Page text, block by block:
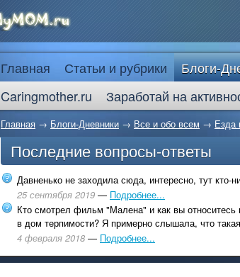
Главная Статьи и рубрики Блоги-
Caringmother.ru
Заработай на
Главная → Блоги-Дневники → Все и обо всем → Езда
Последние вопросы-ответы
Давненько не заходила сюда, интересно, тут кто-
25 сентября 2019 — Подробнее...
Кто смотрел фильм "Малена" и как вы относитесь
в дом терпимости? Я примерно слышала, что
4 февраля 2018 — Подробнее...